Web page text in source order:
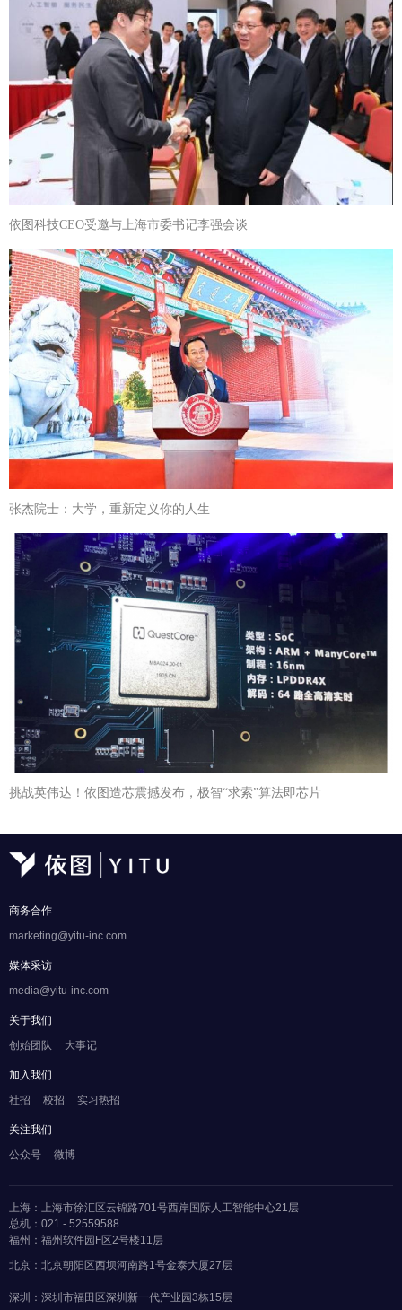
依图科技CEO受邀与上海市委书记李强会谈
张杰院士：大学，重新定义你的人生
挑战英伟达！依图造芯震撼发布，极智“求索”算法即芯片
商务合作
marketing@yitu-inc.com
媒体采访
media@yitu-inc.com
关于我们
创始团队
大事记
加入我们
社招
校招 实习热招
关注我们
公众号
微博
上海：上海市徐汇区云锦路701号西岸国际人工智能中心21层
总机：021 - 52559588
福州：福州软件园F区2号楼11层
北京：北京朝阳区西坝河南路1号金泰大厦27层
深圳：深圳市福田区深圳新一代产业园3栋15层